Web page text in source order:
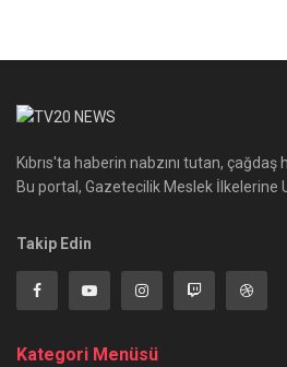
Kıbrıs'ta haberin nabzını tutan, çağdaş
Bu portal, Gazetecilik Meslek İlkelerine
Takip Edin
Kategori Menüsü